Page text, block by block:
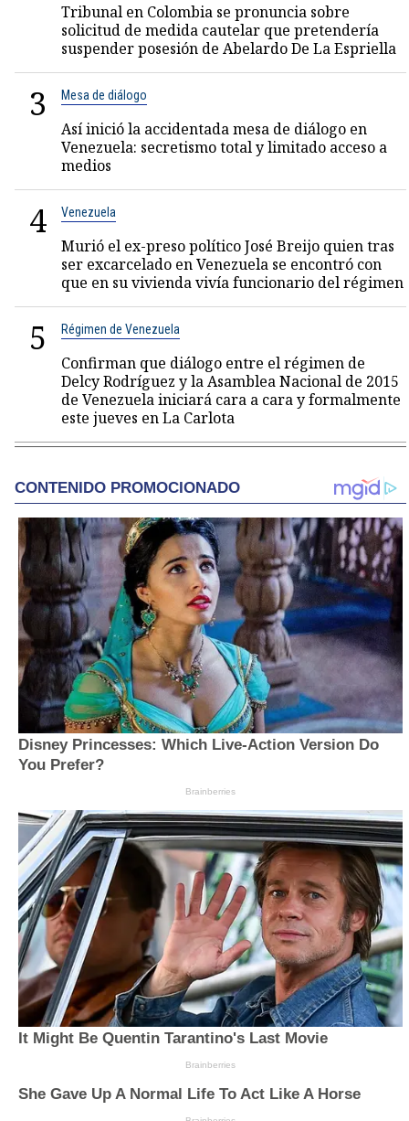
Tribunal en Colombia se pronuncia sobre
solicitud de medida cautelar que pretendería
suspender posesión de Abelardo De La Espriella
3 Mesa de diálogo
Así inició la accidentada mesa de diálogo en
Venezuela: secretismo total y limitado acceso a
medios
4 Venezuela
Murió el ex-preso político José Breijo quien tras
ser excarcelado en Venezuela se encontró con
que en su vivienda vivía funcionario del régimen
5 Régimen de Venezuela
Confirman que diálogo entre el régimen de
Delcy Rodríguez y la Asamblea Nacional de 2015
de Venezuela iniciará cara a cara y formalmente
este jueves en La Carlota